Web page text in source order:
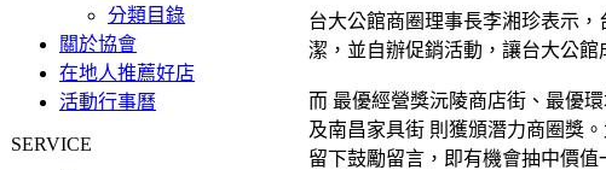
分類目錄
關於協會
在地人推薦好店
活動行事曆
SERVICE
台大公館商圈理事長李湘珍表示
潔，並自辦促銷活動，讓台大公館
而 最優經營獎沅陵商店街、最優
及南昌家具街 則獲頒潛力商圈獎
留下鼓勵留言，即有機會抽中價